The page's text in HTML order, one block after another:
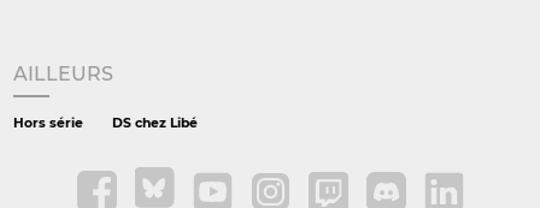
AILLEURS
Hors série DS chez Libé